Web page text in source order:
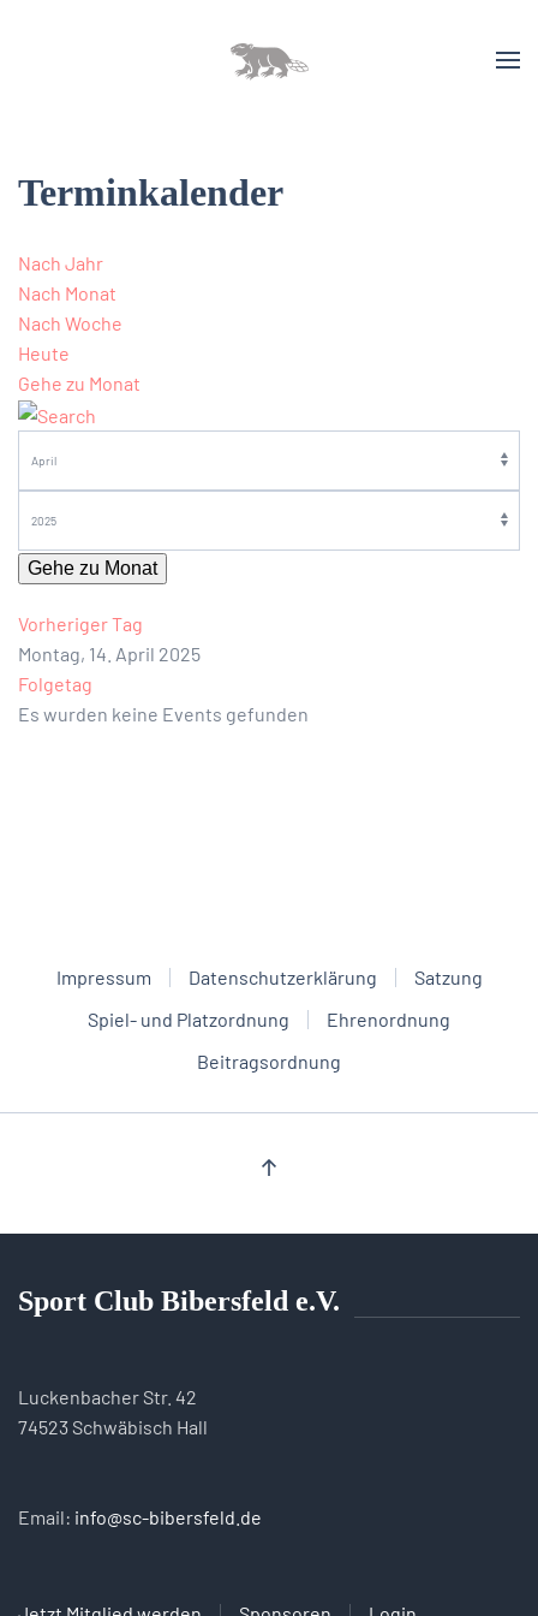
Terminkalender
Nach Jahr
Nach Monat
Nach Woche
Heute
Gehe zu Monat
Gehe zu Monat
Vorheriger Tag
Montag, 14. April 2025
Folgetag
Es wurden keine Events gefunden
Impressum Datenschutzerklärung
Satzung
Spiel- und Platzordnung
Ehrenordnung
Beitragsordnung
Sport Club Bibersfeld e.V.
Luckenbacher Str. 42
74523 Schwäbisch Hall
Email: info@sc-bibersfeld.de